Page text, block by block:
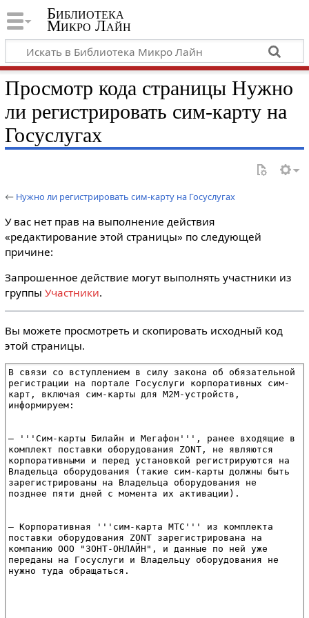
Библиотека
Микро Лайн
Просмотр кода страницы Нужно
ли регистрировать сим-карту на
Госуслугах
← Нужно ли регистрировать сим-карту на Госуслугах
У вас нет прав на выполнение действия
«редактирование этой страницы» по следующей
причине:
Запрошенное действие могут выполнять участники из
группы Участники.
Вы можете просмотреть и скопировать исходный код
этой страницы.